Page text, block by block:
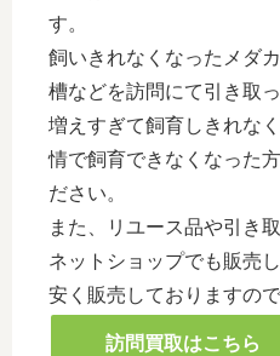
す。
飼いきれなくなったメダ
槽などを訪問にて引き取
増えすぎて飼育しきれな
情で飼育できなくなった
ださい。
また、リユース品や引き
ネットショップでも販売
安く販売しておりますの
訪問買取はこちら